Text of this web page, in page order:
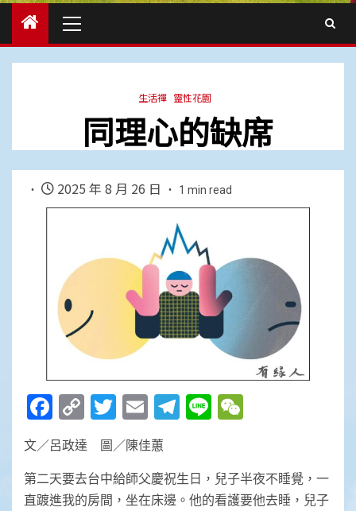
Menu
生活禪 靈性花園
同理心的缺席
2025 年 8 月 26 日 1 min read
Facebook
Copy
Link
Twitter
EmailTelegram
Line
文／呂政達 圖／陳佳蕙
第二天要去台中給師父慶祝生日，兒子半夜不睡覺，一
直踱進我的房間，坐在床邊。他的看護要他去睡，兒子